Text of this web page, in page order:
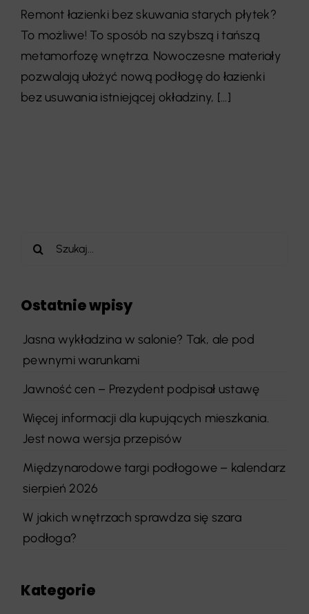
Remont łazienki bez skuwania starych płytek?
To możliwe! To sposób na szybszą i tańszą
metamorfozę wnętrza. Nowoczesne materiały
pozwalają ułożyć nową podłogę do łazienki
bez usuwania istniejącej okładziny, [...]
Szukaj
Ostatnie wpisy
Jasna wykładzina w salonie? Tak, ale pod
pewnymi warunkami
Jawność cen – Prezydent podpisał ustawę
Więcej informacji dla kupujących mieszkania.
Jest nowa wersja przepisów
Międzynarodowe targi podłogowe – kalendarz
sierpień 2026
W jakich wnętrzach sprawdza się szara
podłoga?
Kategorie